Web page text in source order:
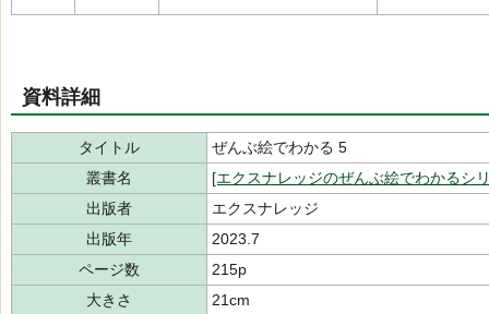
資料詳細
タイトル
ぜんぶ絵でわかる 5
叢書名
[エクスナレッジのぜんぶ絵でわかるシ
出版者
エクスナレッジ
出版年
2023.7
ページ数
215p
大きさ
21cm